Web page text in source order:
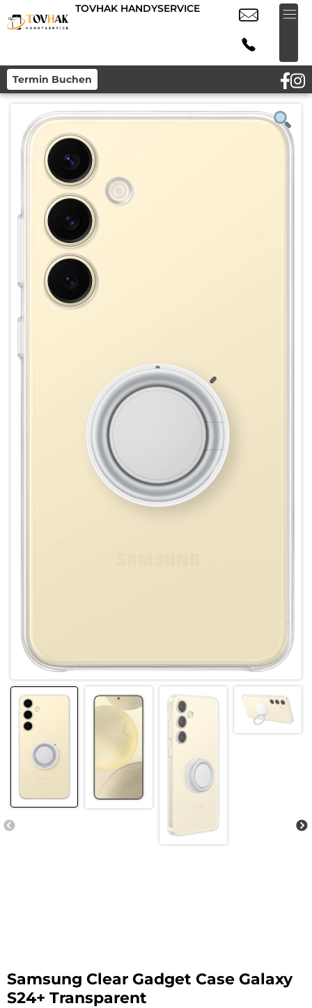
TOVHAK HANDYSERVICE
Termin Buchen
Samsung Clear Gadget Case Galaxy
S24+ Transparent